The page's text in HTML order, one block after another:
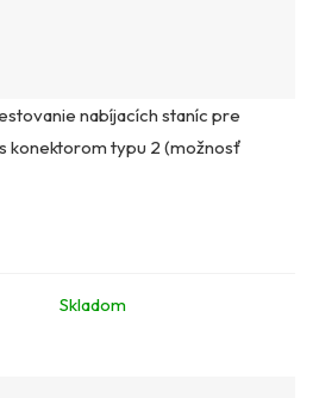
nabíjacích staníc pre
konektorom typu 2 (možnosť
Skladom